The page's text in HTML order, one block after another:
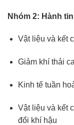
Nhóm 2: Hành
Vật liệu và kết
Giảm khí thải
Kinh tế tuần
Vật liệu và kết
đổi khí hậu